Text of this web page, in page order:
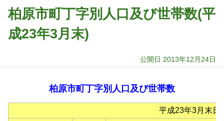
柏原市町丁字別人口及び世帯数(平
成23年3月末)
公開日 2013年12月24日
柏原市町丁字別人口及び世帯数
平成23年3月末日